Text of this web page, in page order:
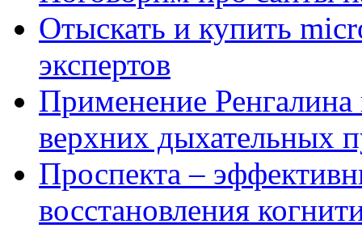
Отыскать и купить
экспертов
Применение Ренгалина
верхних дыхательных
Проспекта –
восстановления